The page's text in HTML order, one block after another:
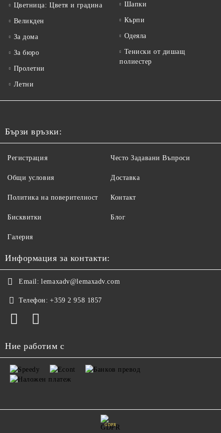
Цветница: Цветя и градина
Великден
За дома
За бюро
Пролетни
Летни
Шапки
Кърпи
Одеяла
Тениски от дишащ
полиестер
Бързи връзки:
Регистрация
Общи условия
Политика на поверителност
Бисквитки
Често Задавани Въпроси
Доставка
Контакт
Блог
Галерия
Информация за контакти:
Email: lemaxadv@lemaxadv.com
Телефон: +359 2 958 1857
Ние работим с
GDPR